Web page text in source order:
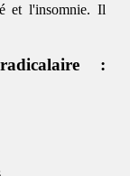
et l'insomnie. Il
: